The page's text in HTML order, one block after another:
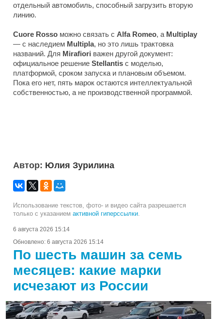
отдельный автомобиль, способный загрузить вторую
линию.
Cuore Rosso можно связать с Alfa Romeo, а Multiplay
— с наследием Multipla, но это лишь трактовка
названий. Для Mirafiori важен другой документ:
официальное решение Stellantis с моделью,
платформой, сроком запуска и плановым объемом.
Пока его нет, пять марок остаются интеллектуальной
собственностью, а не производственной программой.
Автор: Юлия Зурилина
Использование текстов, фото- и видео сайта разрешается
только с указанием активной гиперссылки
6 августа 2026 15:14
Обновлено: 6 августа 2026 15:14
По шесть машин за семь
месяцев: какие марки
исчезают из России